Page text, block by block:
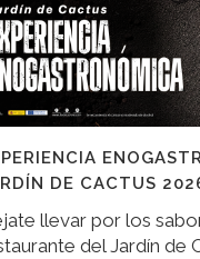
DE CACTUS
llevar por los
del Jardín de